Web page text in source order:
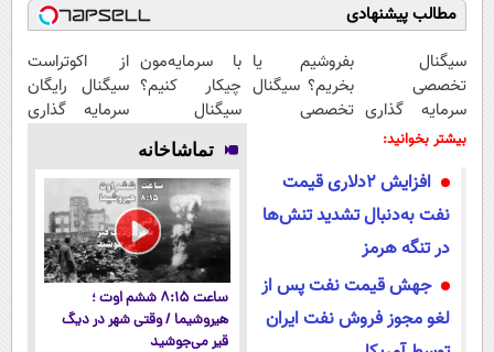
مطالب پیشنهادی
سیگنال
تخصصی
سرمایه گذاری
دریافت کن |
بفروشیم یا
بخریم؟ سیگنال
تخصصی
با سرمایه‌مون
چیکار کنیم؟
سیگنال
تخصصی بگیر
از اکوتراست
سیگنال رایگان
سرمایه گذاری
بیشتر بخوانید:
افزایش 2دلاری قیمت
نفت به‌دنبال تشدید تنش‌ها
در تنگه هرمز
جهش قیمت نفت پس از
لغو مجوز فروش نفت ایران
تماشاخانه
ساعت ۸:۱۵ ششم اوت ؛
هیروشیما / وقتی شهر در دیگ
قیر می‌جوشید